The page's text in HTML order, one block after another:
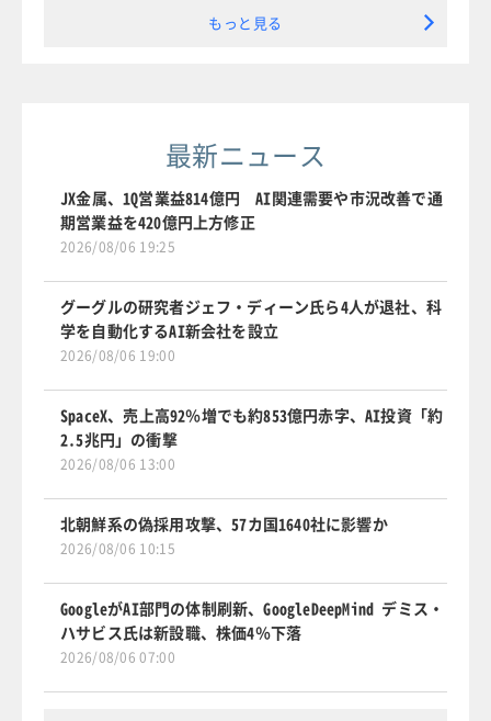
もっと見る
最新ニュース
JX金属、1Q営業益814億円 AI関連需要や市況改善で通
期営業益を420億円上方修正
2026/08/06 19:25
グーグルの研究者ジェフ・ディーン氏ら4人が退社、科
学を自動化するAI新会社を設立
2026/08/06 19:00
SpaceX、売上高92％増でも約853億円赤字、AI投資「約
2.5兆円」の衝撃
2026/08/06 13:00
北朝鮮系の偽採用攻撃、57カ国1640社に影響か
2026/08/06 10:15
GoogleがAI部門の体制刷新、GoogleDeepMind デミス・
ハサビス氏は新設職、株価4％下落
2026/08/06 07:00